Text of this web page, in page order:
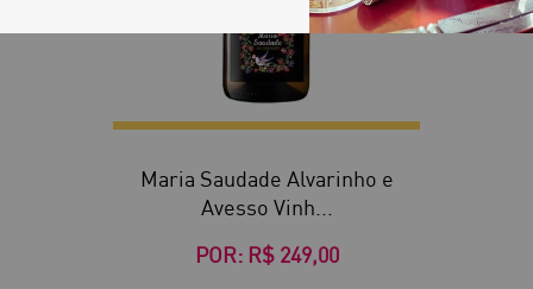
Maria Saudade Alvarinho e
Avesso Vinh...
POR: R$ 249,00